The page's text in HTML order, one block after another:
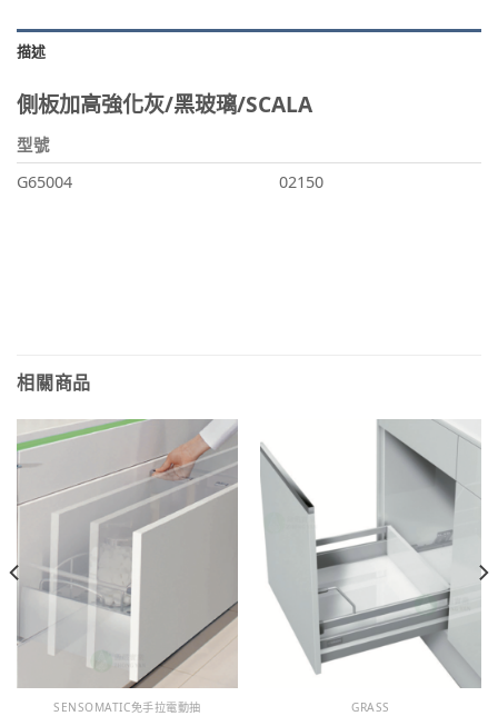
描述
側板加高強化灰/黑玻璃/SCALA
型號
G65004
02150
相關商品
SENSOMATIC免手拉電動抽 GRASS